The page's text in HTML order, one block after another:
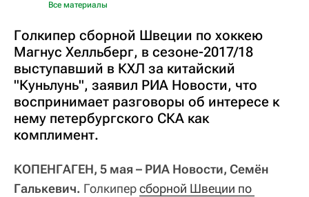
Все материалы
Голкипер сборной Швеции по хоккею
Магнус Хелльберг, в сезоне-2017/18
выступавший в КХЛ за китайский
"Куньлунь", заявил РИА Новости, что
воспринимает разговоры об интересе к
нему петербургского СКА как
комплимент.
КОПЕНГАГЕН, 5 мая – РИА Новости, Семён
Галькевич. Голкиперсборной Швеции по